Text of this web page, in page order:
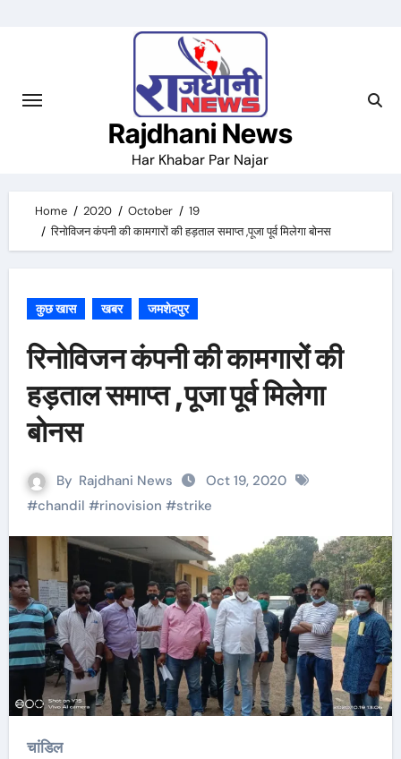
Rajdhani News
Har Khabar Par Najar
Home 2020 October
19
रिनोविजन कंपनी की कामगारों की हड़ताल समाप्त ,पूजा पूर्व मिलेगा बोनस
कुछ खास खबर जमशेदपुर
रिनोविजन कंपनी की कामगारों की
हड़ताल समाप्त ,पूजा पूर्व मिलेगा
बोनस
By Rajdhani News
Oct 19, 2020
#chandil #rinovision #strike
चांडिल